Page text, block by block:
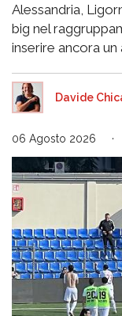
Alessandria,
big nel
inserire ancora
Davide
06 Agosto 2026